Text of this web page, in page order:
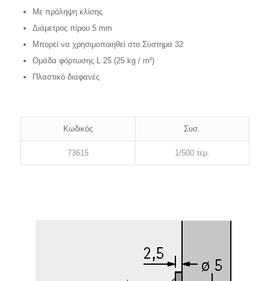
Με πρόληψη κλίσης
Διάμετρος πίρου 5 mm
Μπορεί να χρησιμοποιηθεί στο Σύστημα 32
Ομάδα φόρτωσης L 25 (25 kg / m²)
Πλαστικό διαφανές
Κωδικός Συσ.
73615 1/500 τεμ.